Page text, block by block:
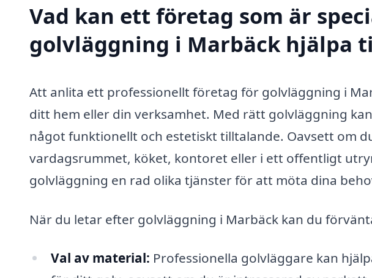
Vad kan ett företag som är
golvläggning i Marbäck hjälpa
Att anlita ett professionellt företag för golvläggning i
ditt hem eller din verksamhet. Med rätt golvläggning
något funktionellt och estetiskt tilltalande. Oavsett om
vardagsrummet, köket, kontoret eller i ett offentligt
golvläggning en rad olika tjänster för att möta dina
När du letar efter golvläggning i Marbäck kan du
Val av material: Professionella golvläggare kan